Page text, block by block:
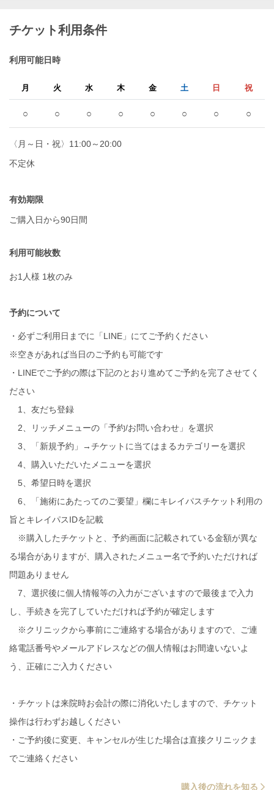
チケット利用条件
利用可能日時
月 火 水 木 金 土 日 祝
○ ○ ○ ○ ○ ○ ○ ○
〈月～日・祝〉11:00～20:00
不定休
有効期限
ご購入日から90日間
利用可能枚数
お1人様 1枚のみ
予約について
・必ずご利用日までに「LINE」にてご予約ください
※空きがあれば当日のご予約も可能です
・LINEでご予約の際は下記のとおり進めてご予約を完了させてく
ださい
1、友だち登録
2、リッチメニューの「予約/お問い合わせ」を選択
3、「新規予約」→チケットに当てはまるカテゴリーを選択
4、購入いただいたメニューを選択
5、希望日時を選択
6、「施術にあたってのご要望」欄にキレイパスチケット利用の
旨とキレイパスIDを記載
※購入したチケットと、予約画面に記載されている金額が異な
る場合がありますが、購入されたメニュー名で予約いただければ
問題ありません
7、選択後に個人情報等の入力がございますので最後まで入力
し、手続きを完了していただければ予約が確定します
※クリニックから事前にご連絡する場合がありますので、ご連
絡電話番号やメールアドレスなどの個人情報はお間違いないよ
う、正確にご入力ください
・チケットは来院時お会計の際に消化いたしますので、チケット
操作は行わずお越しください
・ご予約後に変更、キャンセルが生じた場合は直接クリニックま
でご連絡ください
購入後の流れを知る